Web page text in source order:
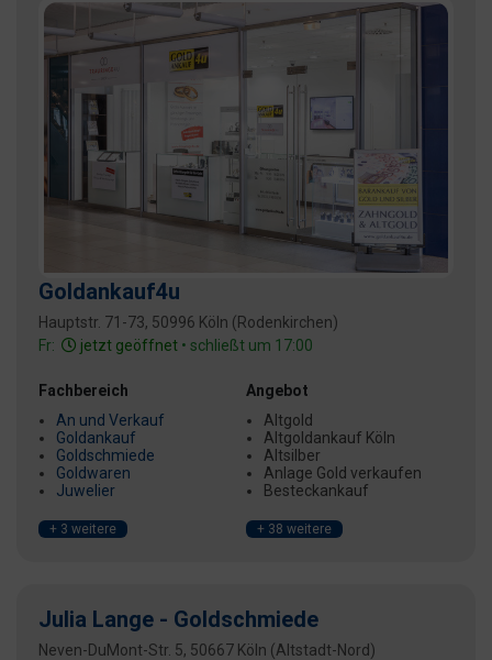
Goldankauf4u
Hauptstr. 71-73, 50996 Köln (Rodenkirchen)
Fr:
jetzt geöffnet • schließt um 17:00
Fachbereich
An und Verkauf
Goldankauf
Goldschmiede
Goldwaren
Juwelier
+ 3 weitere
Angebot
Altgold
Altgoldankauf Köln
Altsilber
Anlage Gold verkaufen
Besteckankauf
+ 38 weitere
Julia Lange - Goldschmiede
Neven-DuMont-Str. 5, 50667 Köln (Altstadt-Nord)